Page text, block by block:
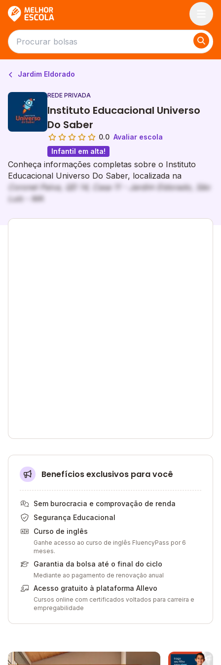
Jardim Eldorado
REDE PRIVADA
Instituto Educacional Universo
Do Saber
0.0 Avaliar escola
Infantil em alta!
Conheça informações completas sobre o Instituto
Educacional Universo Do Saber, localizada na
Coronel Paiva, QD 14, Casa 11 - Jardim Eldorado, São
Luís - MA
Benefícios exclusivos para você
Sem burocracia e comprovação de renda
Segurança Educacional
Curso de inglês
Ganhe acesso ao curso de inglês FluencyPass por 6
meses.
Garantia da bolsa até o final do ciclo
Mediante ao pagamento de renovação anual
Acesso gratuito à plataforma Allevo
Cursos online com certificados voltados para carreira e
empregabilidade
Galeria de imagem